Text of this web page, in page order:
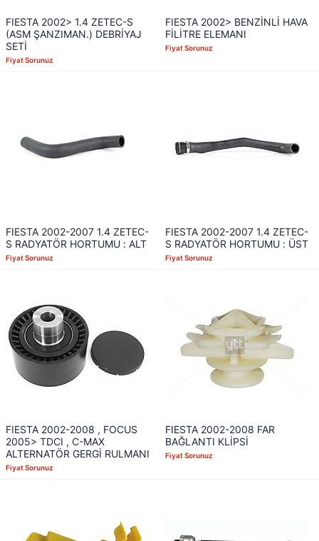
FIESTA 2002> 1.4 ZETEC-S
(ASM ŞANZIMAN.) DEBRİYAJ
SETİ
Fiyat Sorunuz
FIESTA 2002> BENZİNLİ HAVA
FİLİTRE ELEMANI
Fiyat Sorunuz
FIESTA 2002-2007 1.4 ZETEC-
S RADYATÖR HORTUMU : ALT
Fiyat Sorunuz
FIESTA 2002-2007 1.4 ZETEC-
S RADYATÖR HORTUMU : ÜST
Fiyat Sorunuz
FIESTA 2002-2008 , FOCUS
2005> TDCI , C-MAX
ALTERNATÖR GERGİ RULMANI
Fiyat Sorunuz
FIESTA 2002-2008 FAR
BAĞLANTI KLİPSİ
Fiyat Sorunuz